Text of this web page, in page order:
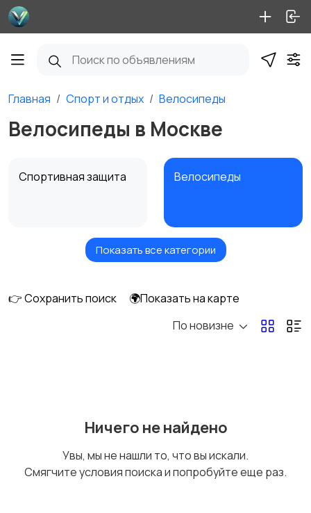
Главная Спорт и отдых Велосипеды
Велосипеды в Москве
Спортивная защита Велосипеды
Самокаты и
Водные виды спорта
Показать все категории
👉 Сохранить поиск
🌍Показать на карте
По новизне
Ничего не найдено
Увы, мы не нашли то, что вы искали.
Смягчите условия поиска и попробуйте еще раз.